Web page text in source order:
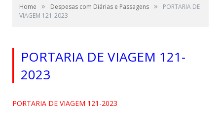
Home » Despesas com Diárias e Passagens »
PORTARIA DE
VIAGEM 121-2023
PORTARIA DE VIAGEM 121-
2023
PORTARIA DE VIAGEM 121-2023